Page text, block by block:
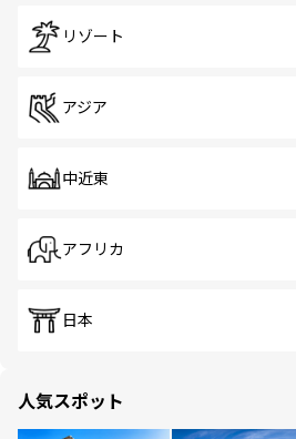
リゾート
アジア
中近東
アフリカ
日本
人気スポット